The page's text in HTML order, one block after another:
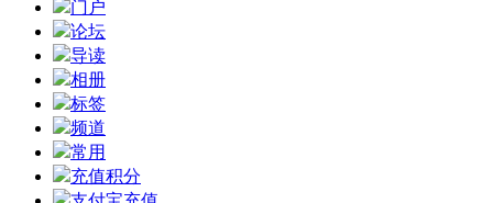
门户
论坛
导读
相册
标签
频道
常用
充值积分